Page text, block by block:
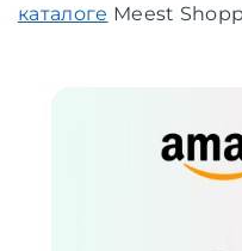
каталоге Meest